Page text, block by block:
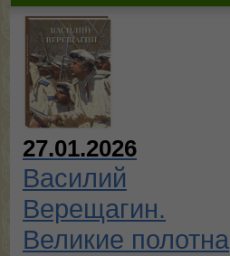
27.01.2026
Василий
Верещагин.
Великие полотна